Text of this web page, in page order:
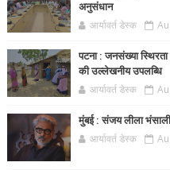
अनुसंधान
आर्यावर्त डेस्क
पटना : जनसंख्या स्थिरता
की उल्लेखनीय उपलब्धि
आर्यावर्त डेस्क
मुंबई : संजय लीला
आर्यावर्त डेस्क